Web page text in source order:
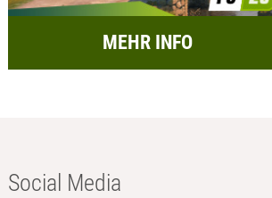
MEHR INFO
Social Media